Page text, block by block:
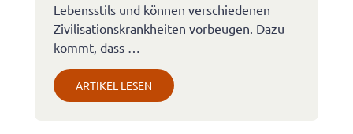
Lebensstils und können verschiedenen
Zivilisationskrankheiten vorbeugen. Dazu
kommt, dass …
ARTIKEL LESEN